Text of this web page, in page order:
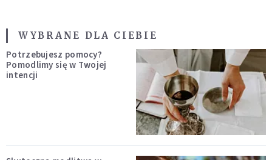
WYBRANE DLA CIEBIE
Potrzebujesz pomocy?
Pomodlimy się w Twojej
intencji